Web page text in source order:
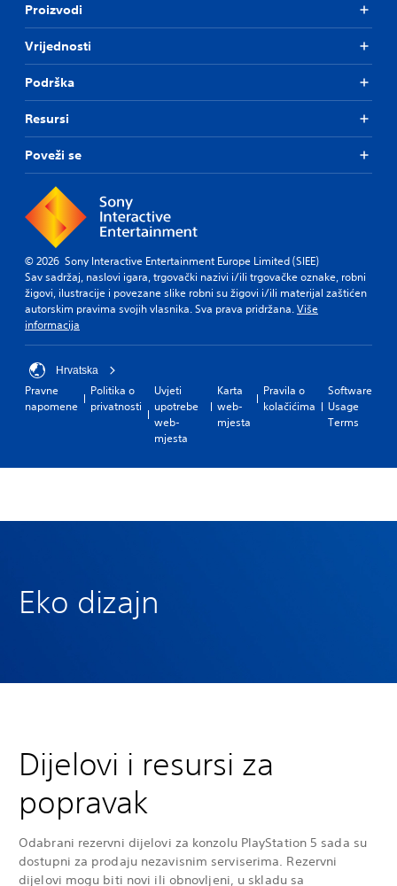
Proizvodi
Vrijednosti
Podrška
Resursi
Poveži se
© 2026 Sony Interactive Entertainment Europe Limited (SIEE)
Sav sadržaj, naslovi igara, trgovački nazivi i/ili trgovačke oznake, robni
žigovi, ilustracije i povezane slike robni su žigovi i/ili materijal zaštićen
autorskim pravima svojih vlasnika. Sva prava pridržana.Više
informacija
Hrvatska
Pravne
napomene
Politika o
privatnosti
Uvjeti
upotrebe
web-
mjesta
Karta
web-
mjesta
Pravila o
kolačićima
Software
Usage
Terms
Eko dizajn
Dijelovi i resursi za
popravak
Odabrani rezervni dijelovi za konzolu PlayStation 5 sada su
dostupni za prodaju nezavisnim serviserima. Rezervni
dijelovi mogu biti novi ili obnovljeni, u skladu sa